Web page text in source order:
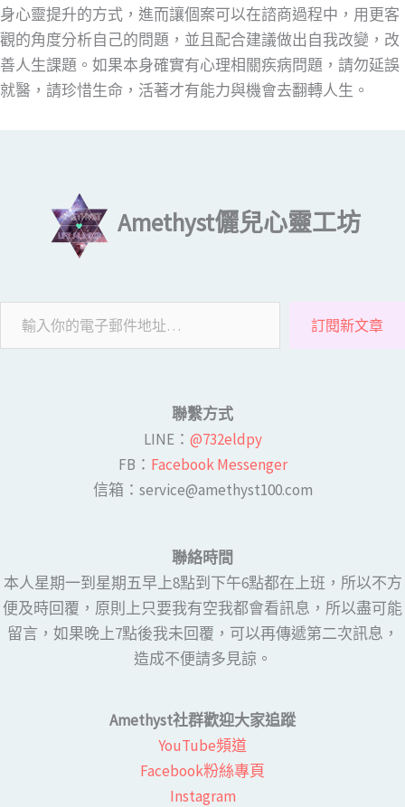
身心靈提升的方式，進而讓個案可以在諮商過程中，用更客
觀的角度分析自己的問題，並且配合建議做出自我改變，改
善人生課題。如果本身確實有心理相關疾病問題，請勿延誤
就醫，請珍惜生命，活著才有能力與機會去翻轉人生。
Amethyst儷兒心靈工坊
訂閱新文章
聯繫方式
LINE​： @732eldpy
FB：​ Facebook Messenger
​​信箱：service@amethyst100.com
聯絡時間
本人星期一到星期五早上8點到下午6點都在上班，所以不方
便及時回覆，原則上只要我有空我都會看訊息，所以盡可能
留言，如果晚上7點後我未回覆，可以再傳遞第二次訊息，
造成不便請多見諒。
Amethyst社群歡迎大家追蹤
YouTube頻道
Facebook粉絲專頁​
Instagram